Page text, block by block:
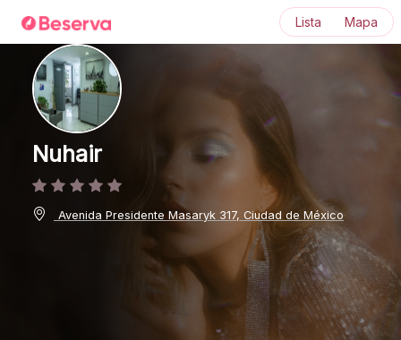
Lista Mapa
Nuhair
Avenida Presidente Masaryk 317, Ciudad de México